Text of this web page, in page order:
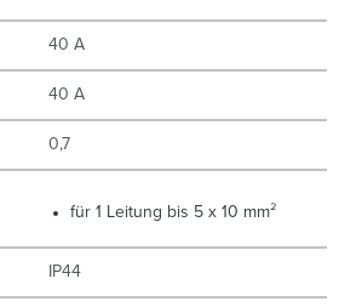
40 A
40 A
0,7
für 1 Leitung bis 5 x 10 mm²
IP44